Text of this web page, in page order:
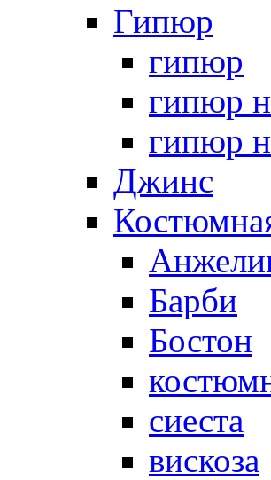
Гипюр
гипюр
гипюр
гипюр
Джинс
Барби
Бостон
сиеста
вискоза